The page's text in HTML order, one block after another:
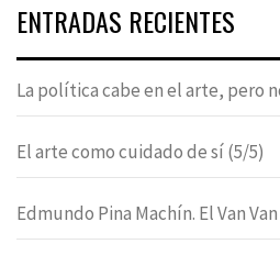
ENTRADAS RECIENTES
La política cabe en el arte, pero
El arte como cuidado de sí (5/5)
Edmundo Pina Machín. El Van